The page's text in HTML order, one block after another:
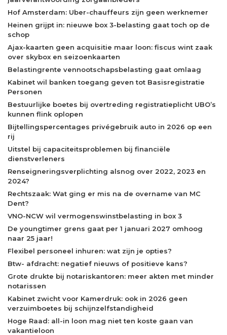
Hof Amsterdam: Uber-chauffeurs zijn geen werknemer
Heinen grijpt in: nieuwe box 3-belasting gaat toch op de
schop
Ajax-kaarten geen acquisitie maar loon: fiscus wint zaak
over skybox en seizoenkaarten
Belastingrente vennootschapsbelasting gaat omlaag
Kabinet wil banken toegang geven tot Basisregistratie
Personen
Bestuurlijke boetes bij overtreding registratieplicht UBO’s
kunnen flink oplopen
Bijtellingspercentages privégebruik auto in 2026 op een
rij
Uitstel bij capaciteitsproblemen bij financiële
dienstverleners
Renseigneringsverplichting alsnog over 2022, 2023 en
2024?
Rechtszaak: Wat ging er mis na de overname van MC
Dent?
VNO-NCW wil vermogenswinstbelasting in box 3
De youngtimer grens gaat per 1 januari 2027 omhoog
naar 25 jaar!
Flexibel personeel inhuren: wat zijn je opties?
Btw- afdracht: negatief nieuws of positieve kans?
Grote drukte bij notariskantoren: meer akten met minder
notarissen
Kabinet zwicht voor Kamerdruk: ook in 2026 geen
verzuimboetes bij schijnzelfstandigheid
Hoge Raad: all-in loon mag niet ten koste gaan van
vakantieloon